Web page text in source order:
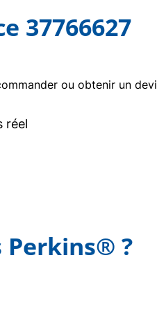
37766627
ou obtenir un
réel
?